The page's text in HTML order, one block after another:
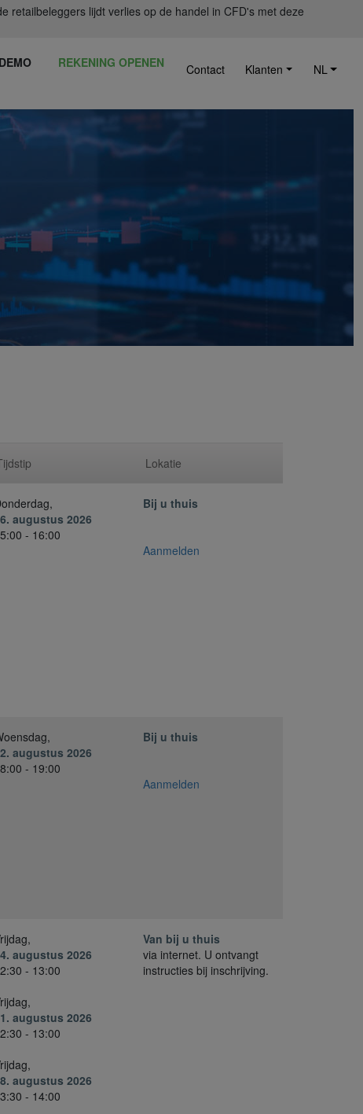
retailbeleggers lijdt verlies op de handel in CFD's met deze
REKENING OPENEN Contact Klanten NL
Lokatie
augustus 2026
- 16:00
Bij u thuis
Aanmelden
augustus 2026
- 19:00
Bij u thuis
Aanmelden
augustus 2026
- 13:00
augustus 2026
- 13:00
augustus 2026
- 14:00
Van bij u thuis
via internet. U ontvangt
instructies bij inschrijving.